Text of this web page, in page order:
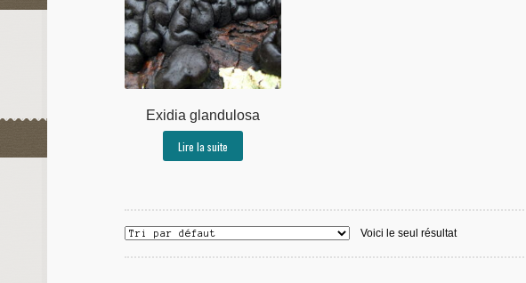
Exidia glandulosa
Lire la suite
Voici le seul résultat